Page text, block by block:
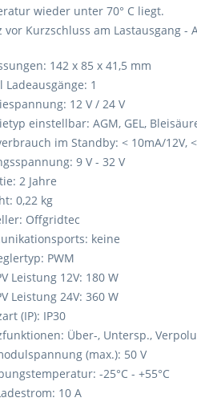
wieder unter 70° C liegt.
vor Kurzschluss am Lastausgang
142 x 85 x 41,5 mm
Ladeausgänge: 1
12 V / 24 V
einstellbar: AGM, GEL,
im Standby: < 10mA/12V,
9 V - 32 V
2 Jahre
0,22 kg
Offgridtec
keine
PWM
Leistung 12V: 180 W
Leistung 24V: 360 W
(IP): IP30
Über-, Untersp.,
(max.): 50 V
-25°C - +55°C
10 A